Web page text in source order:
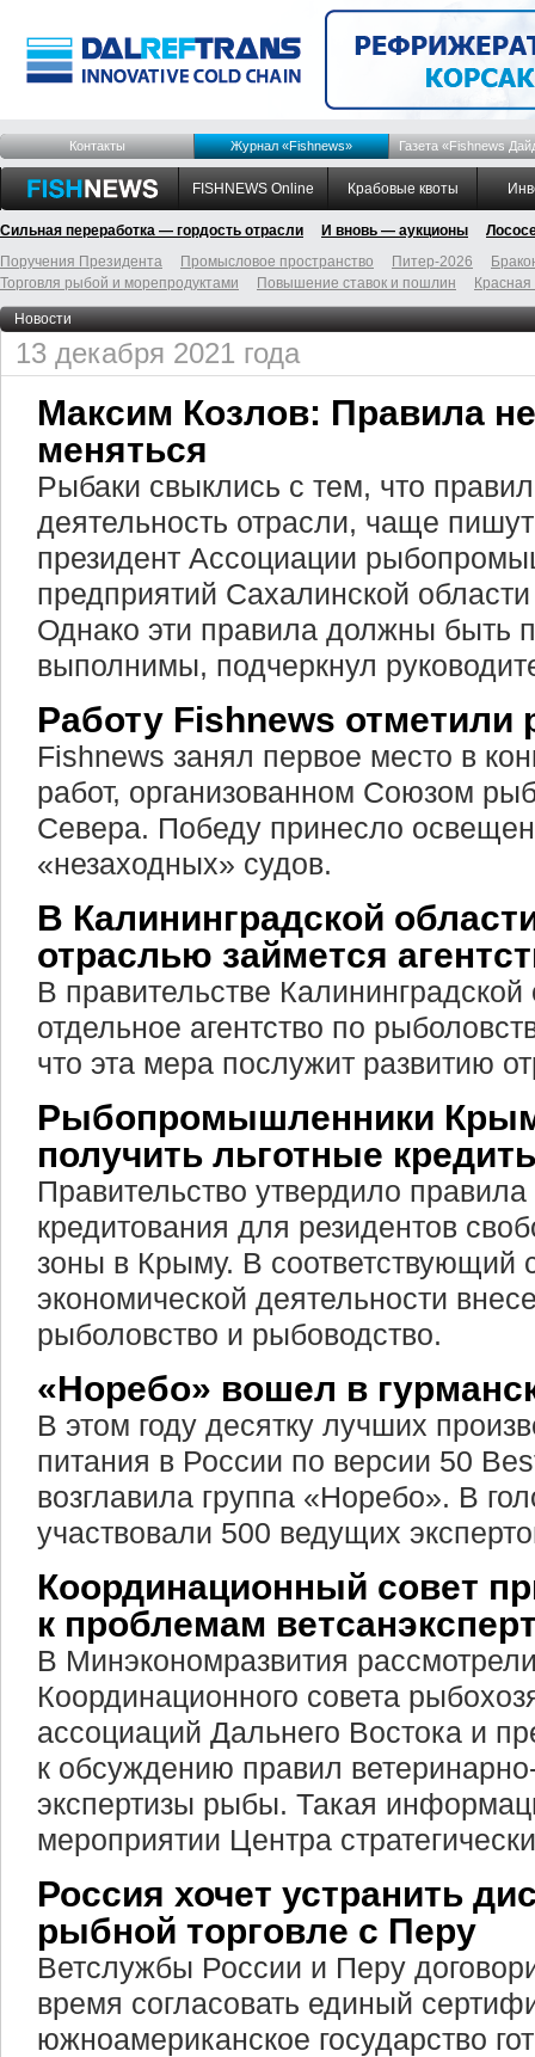
Контакты Журнал «Fishnews» Газета «Fishnews
FISHNEWS Online Крабовые квоты
Сильная переработка — гордость отрасли И вновь — аукционы
Поручения Президента
Промысловое пространство Питер-2026
Торговля рыбой и морепродуктами
Повышение ставок и пошлин
Новости
13 декабря 2021 года
Максим Козлов: Правила
меняться
Рыбаки свыклись с тем, что
деятельность отрасли, чаще
президент Ассоциации
предприятий Сахалинской
Однако эти правила должны быть
выполнимы, подчеркнул
Работу Fishnews отметили
Fishnews занял первое место в
работ, организованном Союзом
Севера. Победу принесло
«незаходных» судов.
В Калининградской
отраслью займется
В правительстве Калининградской
отдельное агентство по
что эта мера послужит развитию
Рыбопромышленники
получить льготные
Правительство утвердило правила
кредитования для резидентов
зоны в Крыму. В соответствующий
экономической деятельности
рыболовство и рыбоводство.
«Норебо» вошел в
В этом году десятку лучших
питания в России по версии 50
возглавила группа «Норебо». В
участвовали 500 ведущих
Координационный совет
к проблемам
В Минэкономразвития
Координационного совета
ассоциаций Дальнего Востока и
к обсуждению правил
экспертизы рыбы. Такая
мероприятии Центра
Россия хочет устранить
рыбной торговле с Перу
Ветслужбы России и Перу
время согласовать единый
южноамериканское государство